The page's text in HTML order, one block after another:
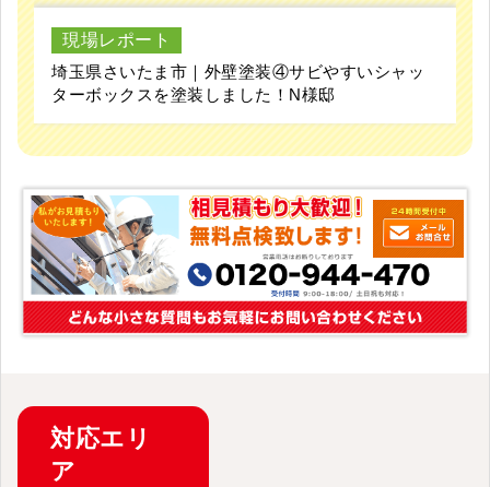
現場レポート
埼玉県さいたま市｜外壁塗装④サビやすいシャッ
ターボックスを塗装しました！N様邸
対応エリ
ア